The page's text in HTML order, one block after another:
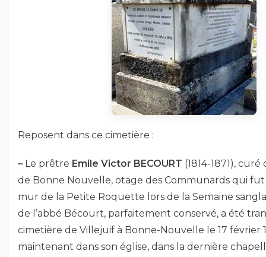
Reposent dans ce cimetière :
– Le prêtre Emile Victor BECOURT (1814-1871),
de Bonne Nouvelle, otage des Communards qui
mur de la Petite Roquette lors de la Semaine
de l’abbé Bécourt, parfaitement conservé, a été
cimetière de Villejuif à Bonne-Nouvelle Ie 17 février
maintenant dans son église, dans la dernière